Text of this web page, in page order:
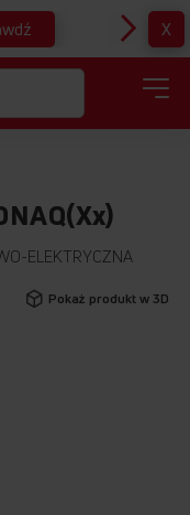
X
ELEKTRYCZNA
Pokaż produkt w 3D